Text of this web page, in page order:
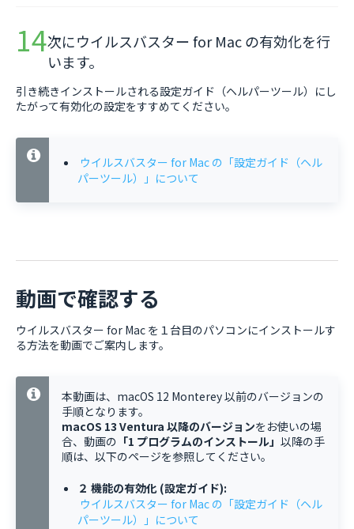
次にウイルスバスター for Mac の有効化を行
います。
引き続きインストールされる設定ガイド（ヘルパーツール）にし
たがって有効化の設定をすすめてください。
ウイルスバスター for Mac の「設定ガイド（ヘル
パーツール）」について
動画で確認する
ウイルスバスター for Mac を１台目のパソコンにインストールす
る方法を動画でご案内します。
本動画は、macOS 12 Monterey 以前のバージョンの
手順となります。
macOS 13 Ventura 以降のバージョンをお使いの場
合、動画の 「1 プログラムのインストール」 以降の手
順は、以下のページを参照してください。
２ 機能の有効化 (設定ガイド):
ウイルスバスター for Mac の「設定ガイド（ヘル
パーツール）」について